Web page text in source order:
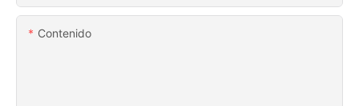
Contenido